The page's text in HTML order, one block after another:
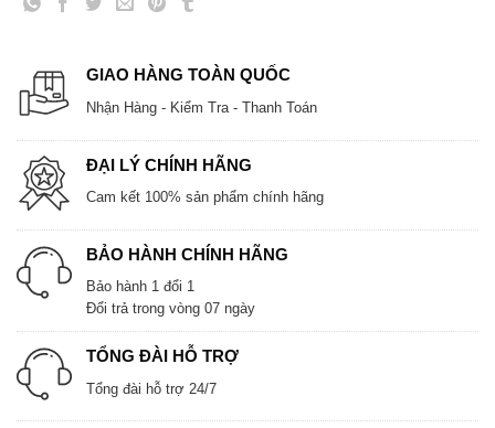
GIAO HÀNG TOÀN QUỐC
Nhận Hàng - Kiểm Tra - Thanh Toán
ĐẠI LÝ CHÍNH HÃNG
Cam kết 100% sản phẩm chính hãng
BẢO HÀNH CHÍNH HÃNG
Bảo hành 1 đổi 1
Đổi trả trong vòng 07 ngày
TỔNG ĐÀI HỖ TRỢ
Tổng đài hỗ trợ 24/7